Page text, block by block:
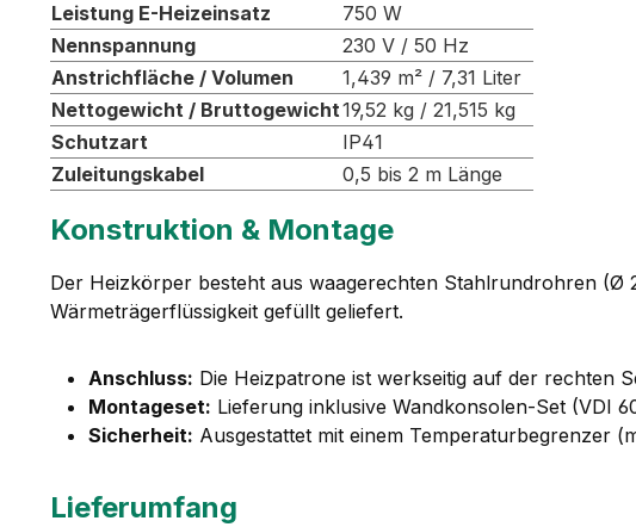
Leistung E-Heizeinsatz
750 W
Nennspannung
230 V / 50 Hz
Anstrichfläche / Volumen
1,439 m² / 7,31 Liter
Nettogewicht / Bruttogewicht19,52 kg / 21,515 kg
Schutzart
IP41
Zuleitungskabel
0,5 bis 2 m Länge
Konstruktion & Montage
Der Heizkörper besteht aus waagerechten Stahlrundrohren
Wärmeträgerflüssigkeit gefüllt geliefert.
Anschluss: Die Heizpatrone ist werkseitig auf der rechten
Montageset: Lieferung inklusive Wandkonsolen-Set (VDI
Sicherheit: Ausgestattet mit einem Temperaturbegrenzer
Lieferumfang